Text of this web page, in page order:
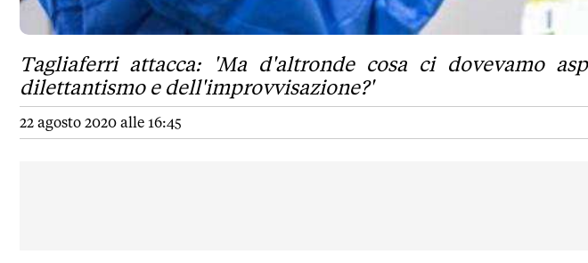
Tagliaferri attacca: 'Ma d'altronde cosa ci dovevamo
dilettantismo e dell'improvvisazione?'
22 agosto 2020 alle 16:45